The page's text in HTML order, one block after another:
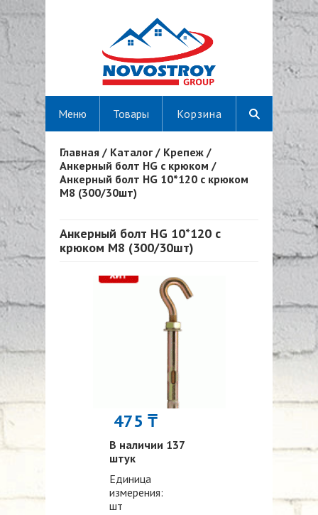
Корзина
Меню Товары
Вы здесь
Главная / Каталог / Крепеж /
Анкерный болт HG с крюком /
Анкерный болт HG 10*120 с крюком
М8 (300/30шт)
Анкерный болт HG 10*120 с
крюком М8 (300/30шт)
475 ₸
В наличии 137
штук
Единица
измерения:
шт